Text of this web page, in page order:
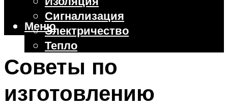
Сигнализация
Электричество
Тепло
Крыша
Ворота
Меню
Советы по
изготовлению